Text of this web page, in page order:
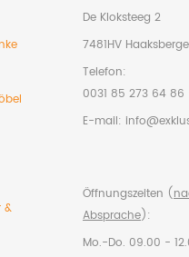
&
De Kloksteeg 2
7481HV
Telefon:
0031 85 273 64
E-mail:
Öffnungszeiten (
Absprache):
Mo.-Do. 09.00 -